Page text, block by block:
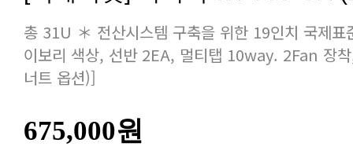
너트 옵션)]
675,000원